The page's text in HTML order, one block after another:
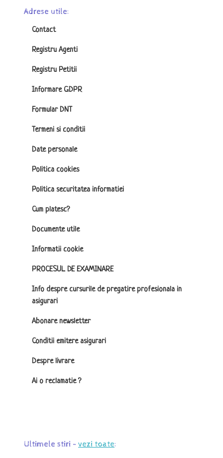
Adrese utile:
Contact
Registru Agenti
Registru Petitii
Informare GDPR
Formular DNT
Termeni si conditii
Date personale
Politica cookies
Politica securitatea informatiei
Cum platesc?
Documente utile
Informatii cookie
PROCESUL DE EXAMINARE
Info despre cursurile de pregatire profesionala in
asigurari
Abonare newsletter
Conditii emitere asigurari
Despre livrare
Ai o reclamatie ?
Ultimele stiri - vezi toate: